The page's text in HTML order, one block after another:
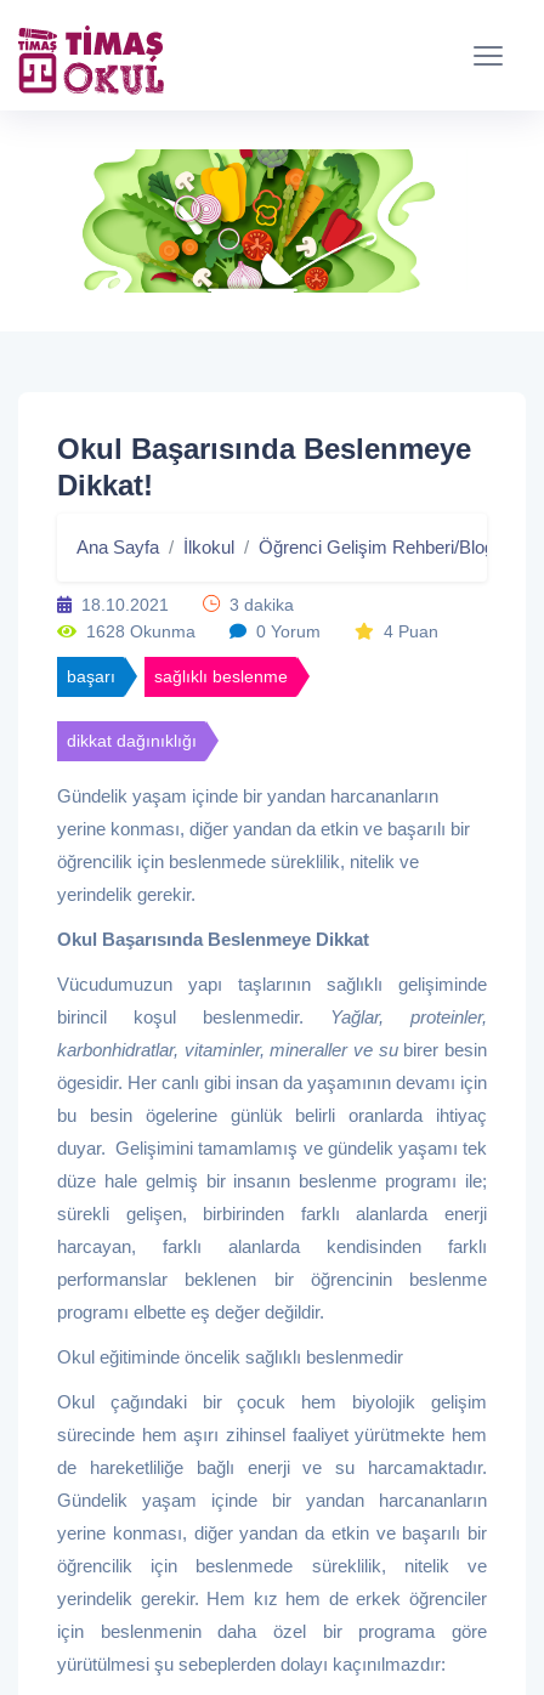
Okul Başarısında Beslenmeye
Dikkat!
Ana Sayfa İlkokul Öğrenci Gelişim Rehberi/Blog
18.10.2021
3 dakika
1628 Okunma
0 Yorum 4 Puan
başarı sağlıklı beslenme
dikkat dağınıklığı
Gündelik yaşam içinde bir yandan harcananların
yerine konması, diğer yandan da etkin ve başarılı bir
öğrencilik için beslenmede süreklilik, nitelik ve
yerindelik gerekir.
Okul Başarısında Beslenmeye Dikkat
Vücudumuzun yapı taşlarının sağlıklı gelişiminde
birincil koşul beslenmedir. Yağlar, proteinler,
karbonhidratlar, vitaminler, mineraller ve subirer besin
ögesidir. Her canlı gibi insan da yaşamının devamı için
bu besin ögelerine günlük belirli oranlarda ihtiyaç
duyar. Gelişimini tamamlamış ve gündelik yaşamı tek
düze hale gelmiş bir insanın beslenme programı ile;
sürekli gelişen, birbirinden farklı alanlarda enerji
harcayan, farklı alanlarda kendisinden farklı
performanslar beklenen bir öğrencinin beslenme
programı elbette eş değer değildir.
Okul eğitiminde öncelik sağlıklı beslenmedir
Okul çağındaki bir çocuk hem biyolojik gelişim
sürecinde hem aşırı zihinsel faaliyet yürütmekte hem
de hareketliliğe bağlı enerji ve su harcamaktadır.
Gündelik yaşam içinde bir yandan harcananların
yerine konması, diğer yandan da etkin ve başarılı bir
öğrencilik için beslenmede süreklilik, nitelik ve
yerindelik gerekir. Hem kız hem de erkek öğrenciler
için beslenmenin daha özel bir programa göre
yürütülmesi şu sebeplerden dolayı kaçınılmazdır: